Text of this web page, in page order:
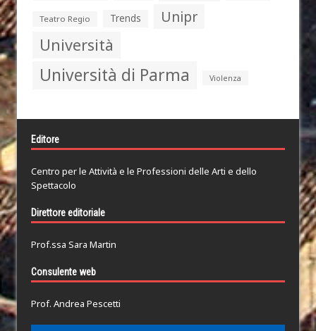
Teatro Regio Trends Unipr
Università
Università di Parma Violenza
Editore
Centro per le Attività e le Professioni delle Arti e dello
Spettacolo
Direttore editoriale
Prof.ssa Sara Martin
Consulente web
Prof. Andrea Pescetti